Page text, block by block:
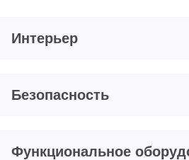
Интерьер
Безопасность
Функциональное